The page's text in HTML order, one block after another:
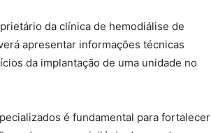
da clínica de hemodiálise de
apresentar informações técnicas
da implantação de uma unidade no
é fundamental para fortalecer